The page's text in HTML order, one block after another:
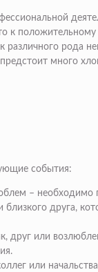
к
различного рода
много
события:
– необходимо
близкого друга,
друг или
или